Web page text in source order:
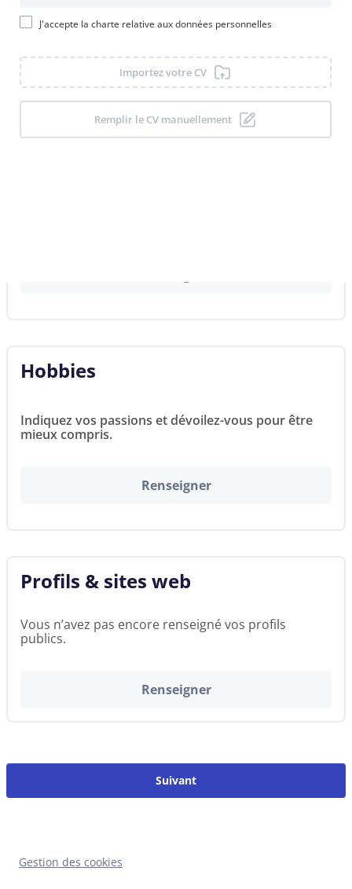
J'accepte la charte relative aux données personnelles
Importez votre CV
Remplir le CV manuellement
Ajouter une formation
Personnalité &
Hobbies
Indiquez vos passions et dévoilez-vous pour être
mieux compris.
Renseigner
Profils & sites web
Vous n’avez pas encore renseigné vos profils
publics.
Renseigner
Suivant
Gestion des cookies